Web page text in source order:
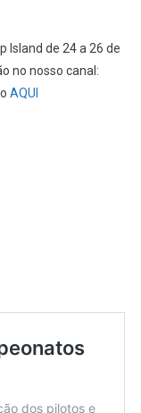
Island de 24 a 26 de
no nosso canal:
AQUI